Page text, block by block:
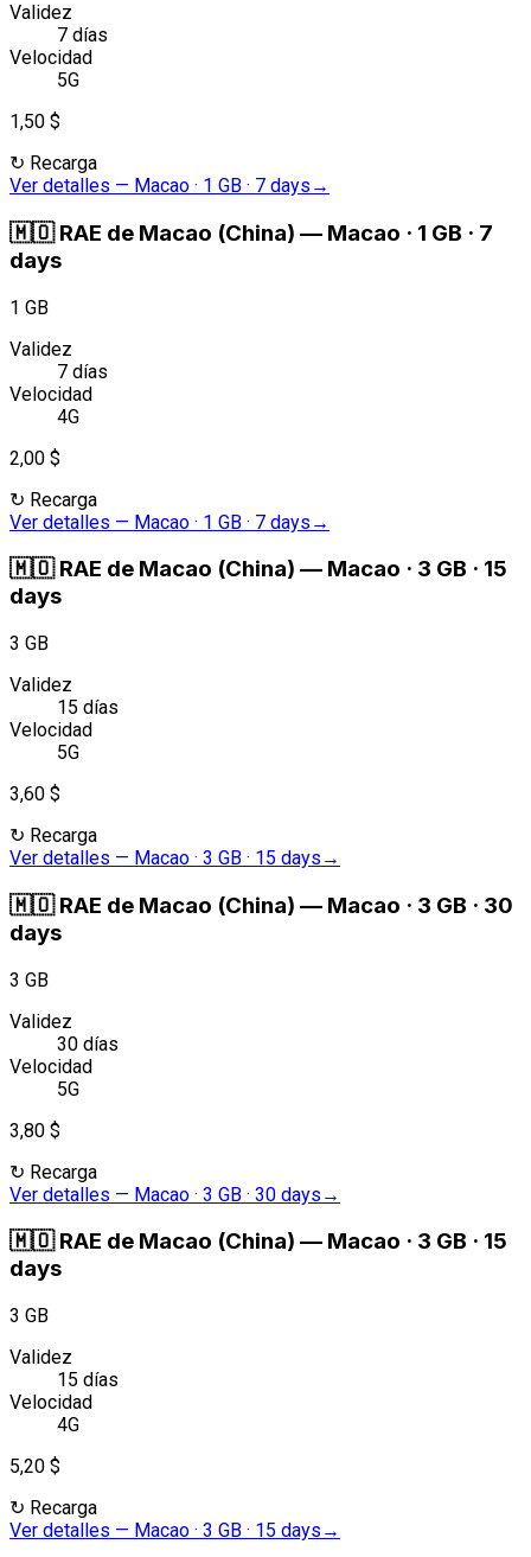
Validez
7 días
Velocidad
5G
1,50 $
↻ Recarga
Ver detalles — Macao · 1 GB · 7 days →
🇲🇴 RAE de Macao (China) — Macao · 1 GB · 7
days
1 GB
Validez
7 días
Velocidad
4G
2,00 $
↻ Recarga
Ver detalles — Macao · 1 GB · 7 days →
🇲🇴 RAE de Macao (China) — Macao · 3 GB · 15
days
3 GB
Validez
15 días
Velocidad
5G
3,60 $
↻ Recarga
Ver detalles — Macao · 3 GB · 15 days →
🇲🇴 RAE de Macao (China) — Macao · 3 GB · 30
days
3 GB
Validez
30 días
Velocidad
5G
3,80 $
↻ Recarga
Ver detalles — Macao · 3 GB · 30 days →
🇲🇴 RAE de Macao (China) — Macao · 3 GB · 15
days
3 GB
Validez
15 días
Velocidad
4G
5,20 $
↻ Recarga
Ver detalles — Macao · 3 GB · 15 days →